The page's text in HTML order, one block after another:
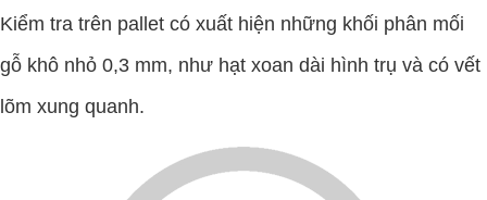
Kiểm tra trên pallet có xuất hiện những khối phân mối
gỗ khô nhỏ 0,3 mm, như hạt xoan dài hình trụ và có vết
lõm xung quanh.